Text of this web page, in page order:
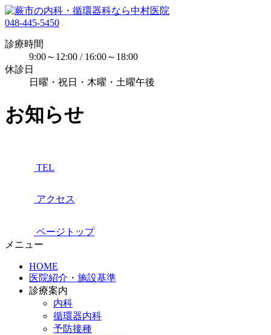
048-445-5450
診療時間
9:00～12:00 / 16:00～18:00
休診日
日曜・祝日・木曜・土曜午後
お知らせ
TEL
アクセス
ページトップ
メニュー
HOME
医院紹介・施設基準
診療案内
内科
循環器内科
予防接種